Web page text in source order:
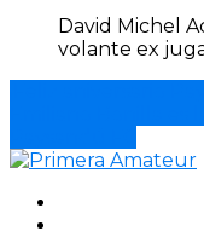
David Michel
volante ex